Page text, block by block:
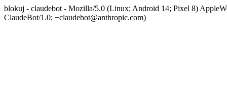
blokuj - claudebot - Mozilla/5.0 (Linux; Android 14; Pixel 8)
ClaudeBot/1.0; +claudebot@anthropic.com)